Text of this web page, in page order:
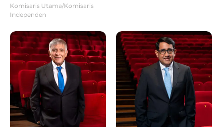
Komisaris Utama/Komisaris
Independen